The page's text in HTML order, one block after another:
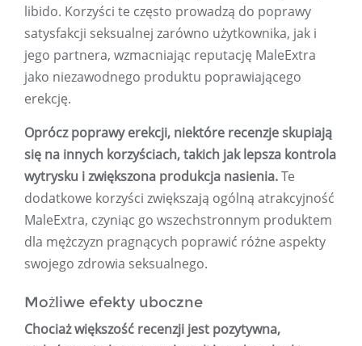
libido. Korzyści te często prowadzą do poprawy
satysfakcji seksualnej zarówno użytkownika, jak i
jego partnera, wzmacniając reputację MaleExtra
jako niezawodnego produktu poprawiającego
erekcję.
Oprócz poprawy erekcji, niektóre recenzje skupiają
się na innych korzyściach, takich jak lepsza kontrola
wytrysku i zwiększona produkcja nasienia.Te
dodatkowe korzyści zwiększają ogólną atrakcyjność
MaleExtra, czyniąc go wszechstronnym produktem
dla mężczyzn pragnących poprawić różne aspekty
swojego zdrowia seksualnego.
Możliwe efekty uboczne
Chociaż większość recenzji jest pozytywna,